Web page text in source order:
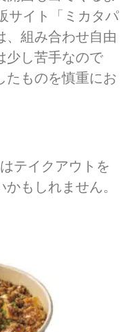
サイト「ミカタパ
、組み合わせ自由
少し苦手なので
たものを慎重にお
テイクアウトを
もしれません。